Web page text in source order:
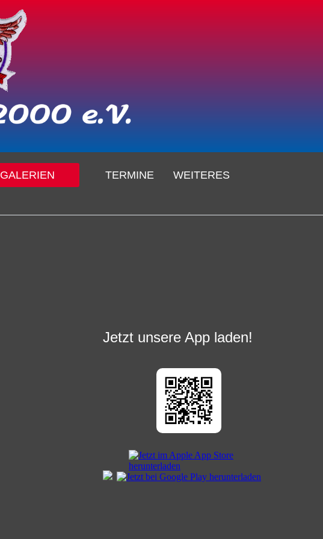
GALERIEN TERMINE WEITERES
Jetzt unsere App laden!